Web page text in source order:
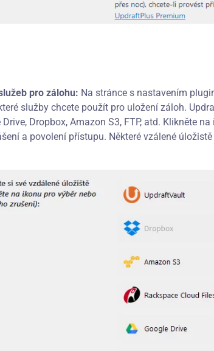
pro zálohu: Na stránce s nastavením
služby chcete použít pro uložení záloh.
Drive, Dropbox, Amazon S3, FTP, atd. Klikněte
a povolení přístupu. Některé vzálené